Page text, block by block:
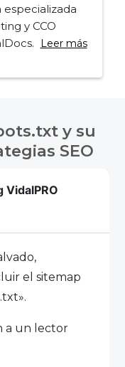
especializada
y CCO
Leer más
y su
SEO
VidalPRO
el sitemap
a un lector